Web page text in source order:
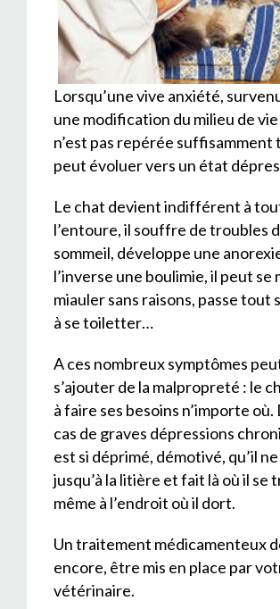
Lorsqu’une vive anxiété,
une modification du milieu de
n’est pas repérée suffisamment
peut évoluer vers un état
Le chat devient indifférent à
l’entoure, il souffre de troubles
sommeil, développe une
l’inverse une boulimie, il peut se
miauler sans raisons, passe tout
à se toiletter…
A ces nombreux symptômes
s’ajouter de la malpropreté : le
à faire ses besoins n’importe où.
cas de graves dépressions
est si déprimé, démotivé, qu’il
jusqu’à la litière et fait là où il se
même à l’endroit où il dort.
Un traitement médicamenteux
encore, être mis en place par
vétérinaire.